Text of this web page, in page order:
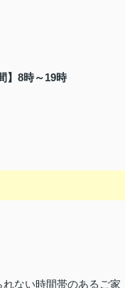
】8時～19時
ない時間帯のあるご家